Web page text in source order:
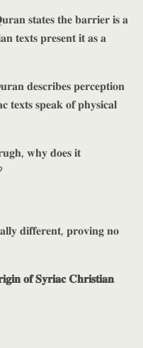
𝐬𝐭𝐚𝐭𝐞𝐬 𝐭𝐡𝐞 𝐛𝐚𝐫𝐫𝐢𝐞𝐫 𝐢𝐬 𝐚
𝐭𝐞𝐱𝐭𝐬 𝐩𝐫𝐞𝐬𝐞𝐧𝐭 𝐢𝐭 𝐚𝐬 𝐚
𝐝𝐞𝐬𝐜𝐫𝐢𝐛𝐞𝐬 𝐩𝐞𝐫𝐜𝐞𝐩𝐭𝐢𝐨𝐧
𝐭𝐞𝐱𝐭𝐬 𝐬𝐩𝐞𝐚𝐤 𝐨𝐟 𝐩𝐡𝐲𝐬𝐢𝐜𝐚𝐥
𝐰𝐡𝐲 𝐝𝐨𝐞𝐬 𝐢𝐭
𝐝𝐢𝐟𝐟𝐞𝐫𝐞𝐧𝐭, 𝐩𝐫𝐨𝐯𝐢𝐧𝐠 𝐧𝐨
𝐨𝐟 𝐒𝐲𝐫𝐢𝐚𝐜 𝐂𝐡𝐫𝐢𝐬𝐭𝐢𝐚𝐧